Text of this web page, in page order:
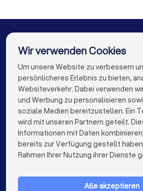
Fahrschulen in Duisburg
Fahrschulen in Wuppertal
Fahrschulen in Bonn
Fahrschulen in
Fahrschulen in
Fahrschulen in Aachen
Fahrschulen in
Die besten Unternehmen für Sie
info@trustlocal.de
FÜR PRIVATPERSONEN
Wir verwenden Cookies
Um unsere Website zu verbessern
persönlicheres Erlebnis zu bieten,
Websiteverkehr. Dabei verwenden
und Werbung zu personalisieren
soziale Medien bereitzustellen. Ein
wird mit unseren Partnern geteilt.
Informationen mit Daten
bereits zur Verfügung gestellt
Rahmen Ihrer Nutzung ihrer Dienste
Alle akzeptieren